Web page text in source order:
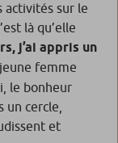
activités sur le
là qu’elle
j’ai appris un
femme
le bonheur
un cercle,
et